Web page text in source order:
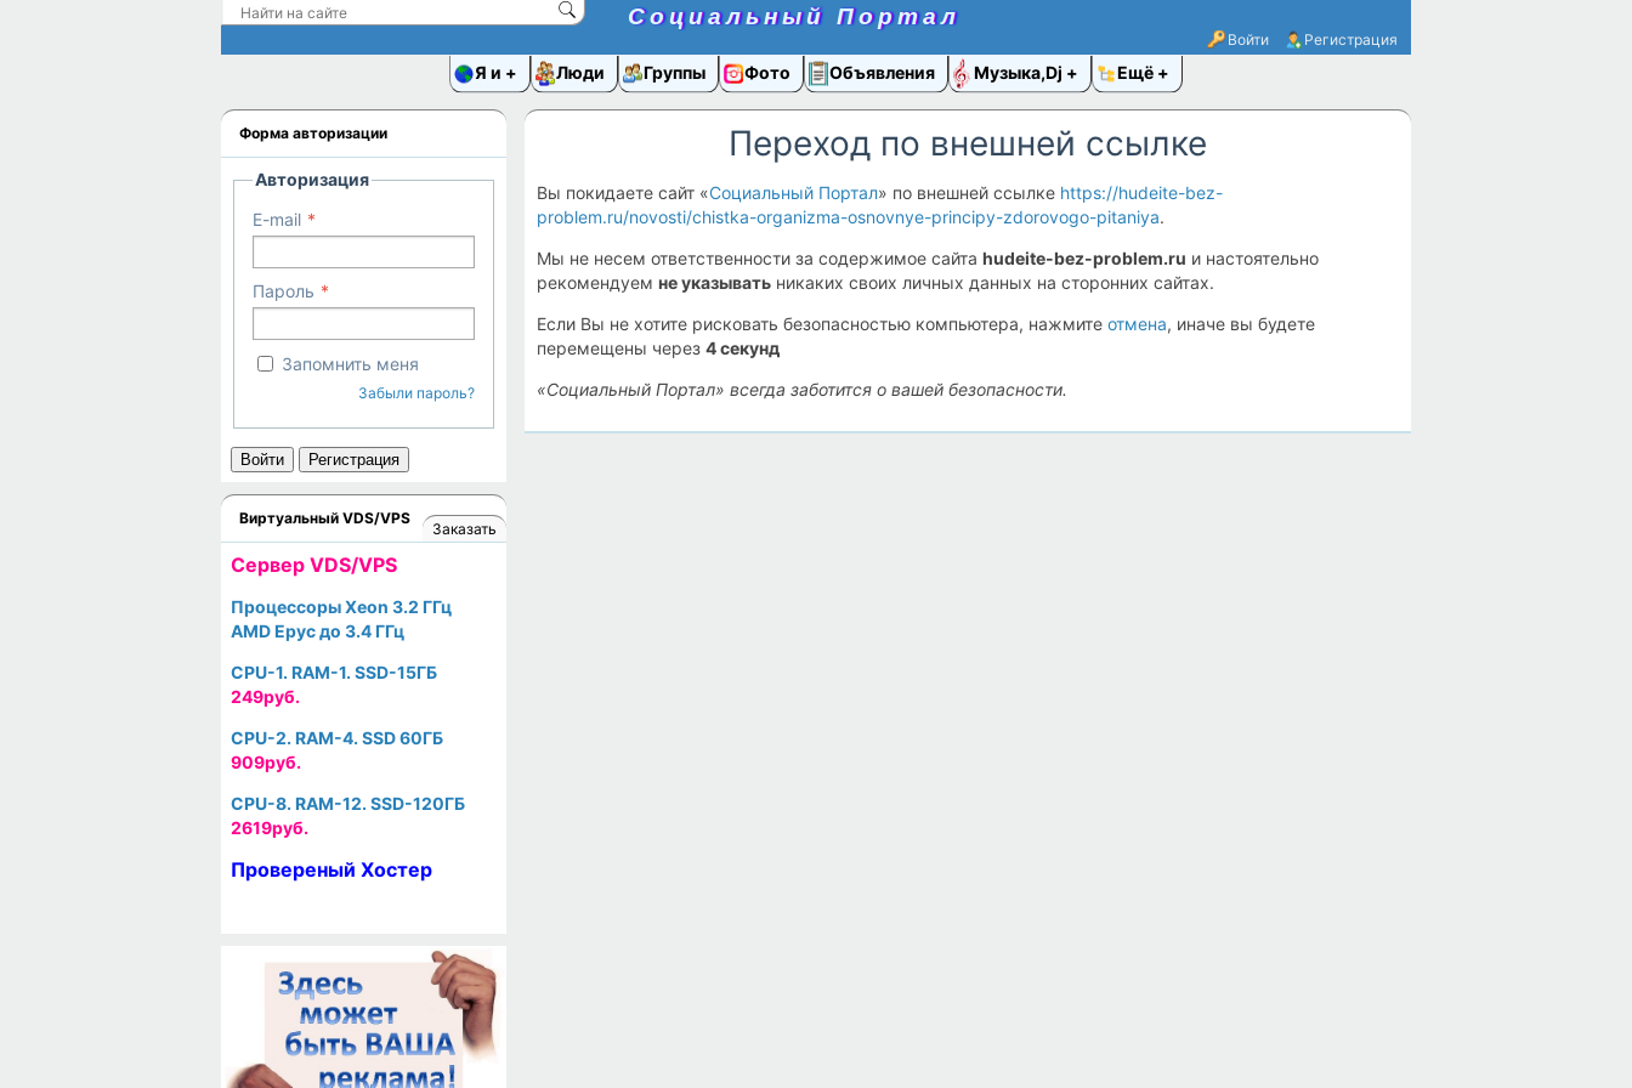
Социальный Портал
Войти Регистрация
Я и Люди Группы Фото Объявления Музыка,Dj Ещё
Переход по внешней ссылке
Вы покидаете сайт «Социальный Портал» по внешней ссылке https://hudeite-bez-
problem.ru/novosti/chistka-organizma-osnovnye-principy-zdorovogo-pitaniya.
Мы не несем ответственности за содержимое сайта hudeite-bez-problem.ru и настоятельно
рекомендуем не указывать никаких своих личных данных на сторонних сайтах.
Если Вы не хотите рисковать безопасностью компьютера, нажмите отмена, иначе вы будете
перемещены через 4секунд
«Социальный Портал» всегда заботится о вашей безопасности.
Форма авторизации
Авторизация
E-mail
Пароль
Запомнить меня
Забыли пароль?
Войти Регистрация
Виртуальный VDS/VPS
Заказать
Cервер VDS/VPS
Процессоры Xeon 3.2 ГГц
AMD Epyc до 3.4 ГГц
CPU-1. RAM-1. SSD-15ГБ
249руб.
CPU-2. RAM-4. SSD 60ГБ
909руб.
CPU-8. RAM-12. SSD-120ГБ
2619руб.
Провереный Хостер